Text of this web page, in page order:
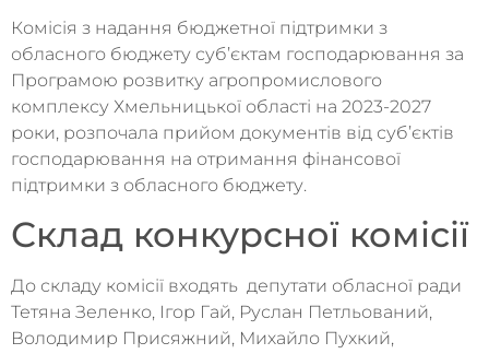
Комісія з надання бюджетної підтримки з
обласного бюджету суб’єктам господарювання за
Програмою розвитку агропромислового
комплексу Хмельницької області на 2023-2027
роки, розпочала прийом документів від суб’єктів
господарювання на отримання фінансової
підтримки з обласного бюджету.
Склад конкурсної комісії
До складу комісії входять депутати обласної ради
Тетяна Зеленко, Ігор Гай, Руслан Петльований,
Володимир Присяжний, Михайло Пухкий,